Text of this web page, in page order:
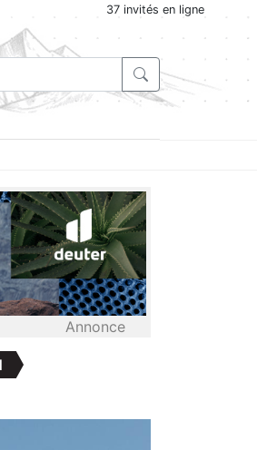
37 invités en ligne
Annonce